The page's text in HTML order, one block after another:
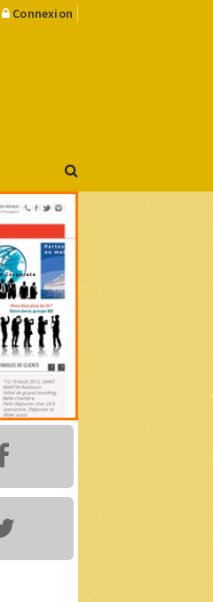
Connexion